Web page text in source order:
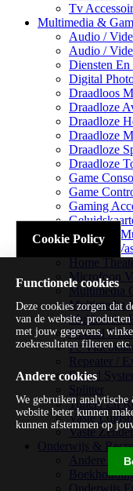
Tv
Multimedia &
Audio /
Audio /
Diensten En
Digital
Draadloos
Draadloze
Draadloze
Draadloze
Draadloze
Draadloze
Game
Game
Gaming
Handheld
Headsets
Home
Microfoon
Multimedia
Multimedia
Multimedia
Optical
Pc
Repeater /
Sound
Splitter
Tuners En
Vaste
Vaste
Onderwijs &
Andere
Cookie Policy
Functionele cookies
Deze cookies zorgen dat
van de website,
met jouw gegevens,
zoekresultaten filteren etc.
Andere cookies
We gebruiken
website beter kunnen
kunnen afstemmen op